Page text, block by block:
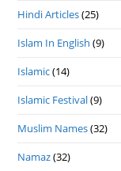
Hindi Articles(25)
Islam In English (9)
Islamic(14)
Islamic Festival(9)
Muslim Names(32)
Namaz(32)